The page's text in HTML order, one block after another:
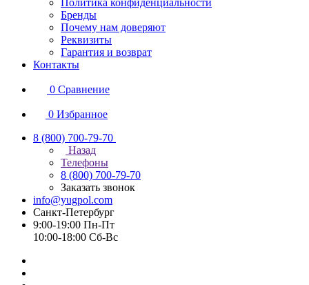
Политика конфиденциальности
Бренды
Почему нам доверяют
Реквизиты
Гарантия и возврат
Контакты
0 Сравнение
0 Избранное
8 (800) 700-79-70
Назад
Телефоны
8 (800) 700-79-70
Заказать звонок
info@yugpol.com
Санкт-Петербург
9:00-19:00 Пн-Пт
10:00-18:00 Cб-Вс